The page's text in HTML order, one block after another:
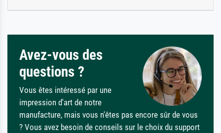
Avez-vous des
questions ?
Vous êtes intéressé par une
impression d'art de notre
manufacture, mais vous n'êtes pas encore sûr de vous
? Vous avez besoin de conseils sur le choix du support